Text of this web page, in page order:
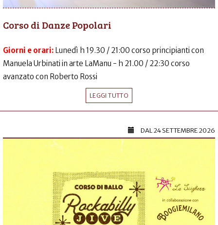
Corso di Danze Popolari
Giorni e orari: Lunedì h 19.30 / 21:00 corso principianti con
Manuela Urbinati in arte LaManu - h 21.00 / 22:30 corso
avanzato con Roberto Rossi
LEGGI TUTTO
DAL24 SETTEMBRE 2026